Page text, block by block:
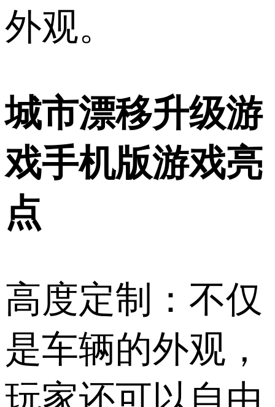
外观。
城市漂移升级游
戏手机版游戏亮
点
高度定制：不仅
是车辆的外观，